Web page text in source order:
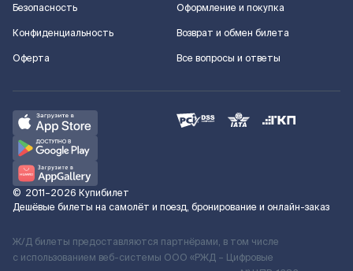
Безопасность
Конфиденциальность
Оферта
Оформление и покупка
Возврат и обмен билета
Все вопросы и ответы
© 2011–2026 Купибилет
Дешёвые билеты на самолёт и поезд, бронирование и онлайн-заказ
Ж/Д билеты предоставляются партнёрами, в том числе
с использованием веб-системы ООО «РЖД – Цифровые